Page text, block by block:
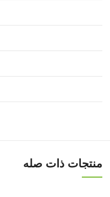
منتجات ذات صله